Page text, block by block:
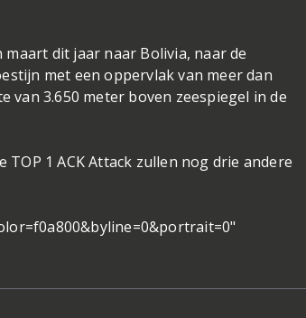
dit jaar naar Bolivia, naar de
met een oppervlak van meer dan
van 3.650 meter boven zeespiegel in de
1 ACK Attack zullen nog drie andere